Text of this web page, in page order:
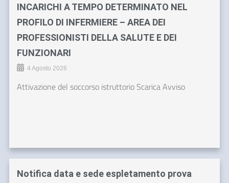
INCARICHI A TEMPO DETERMINATO NEL
PROFILO DI INFERMIERE – AREA DEI
PROFESSIONISTI DELLA SALUTE E DEI
FUNZIONARI
4 Agosto 2026
Attivazione del soccorso istruttorio Scarica Avviso
Notifica data e sede espletamento prova